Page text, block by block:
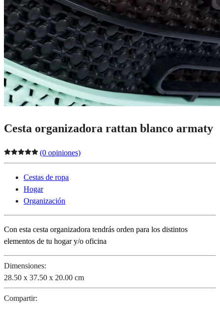
Cesta organizadora rattan blanco armaty
(0 opiniones)
Cestas de ropa
Hogar
Organización
Con esta cesta organizadora tendrás orden para los distintos
elementos de tu hogar y/o oficina
Dimensiones:
28.50 x 37.50 x 20.00 cm
Compartir: